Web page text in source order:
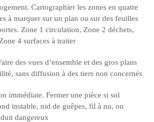
Cartographier les zones en quatre
à marquer sur un plan ou sur des feuilles
Zone 1 circulation, Zone 2 déchets,
4 surfaces à traiter
des vues d’ensemble et des gros plans
sans diffusion à des tiers non concernés
immédiate. Fermer une pièce si sol
instable, nid de guêpes, fil à nu, ou
dangereux